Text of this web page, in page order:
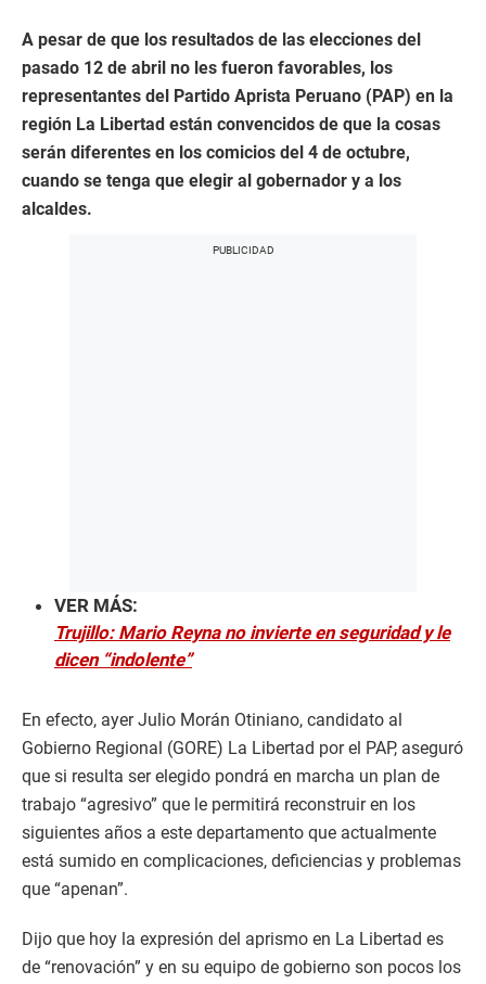
A pesar de que los resultados de las elecciones del
pasado 12 de abril no les fueron favorables, los
representantes del Partido Aprista Peruano (PAP) en la
región La Libertad están convencidos de que la cosas
serán diferentes en los comicios del 4 de octubre,
cuando se tenga que elegir al gobernador y a los
alcaldes.
VER MÁS:
Trujillo: Mario Reyna no invierte en seguridad y le
dicen “indolente”
En efecto, ayer Julio Morán Otiniano, candidato al
Gobierno Regional (GORE) La Libertad por el PAP, aseguró
que si resulta ser elegido pondrá en marcha un plan de
trabajo “agresivo” que le permitirá reconstruir en los
siguientes años a este departamento que actualmente
está sumido en complicaciones, deficiencias y problemas
que “apenan”.
Dijo que hoy la expresión del aprismo en La Libertad es
de “renovación” y en su equipo de gobierno son pocos los